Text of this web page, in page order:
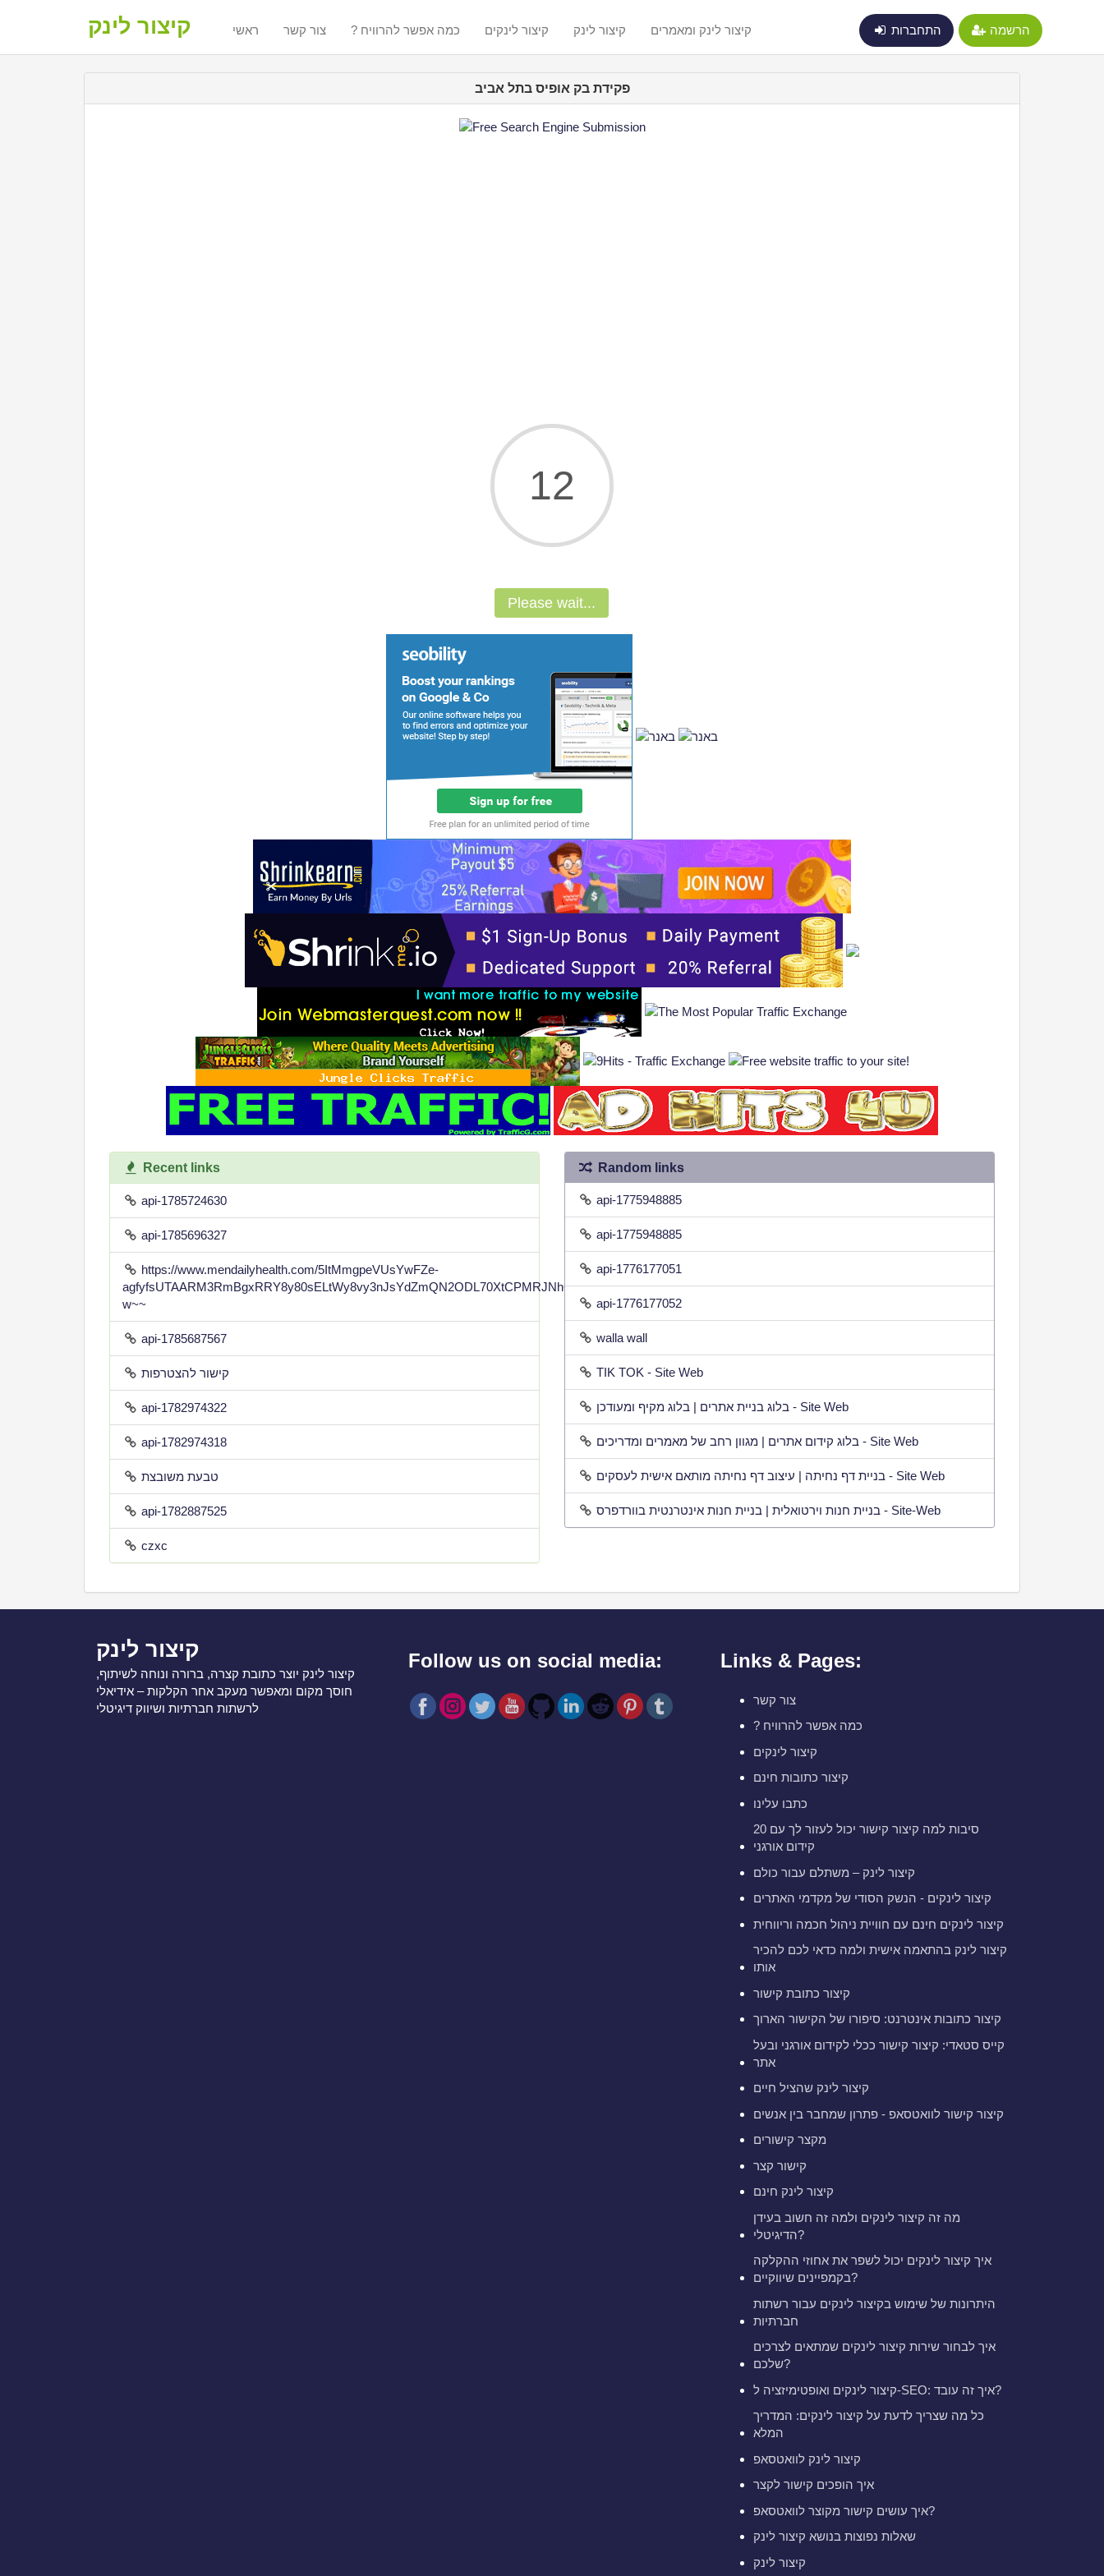
קיצור לינק ראשי צור קשר ? כמה אפשר להרוויח קיצור לינקים קיצור לינק קיצור לינק ומאמרים התחברות הרשמה
פקידת בק אופיס בתל אביב
11
Please wait...
Recent links
api-1785724630
api-1785696327
https://www.mendailyhealth.com/5ItMmgpeVUsYwFZe-
agfyfsUTAARM3RmBgxRRY8y80sELtWy8vy3nJsYdZmQN2ODL70XtCPMRJNhQltM8Il8-
w~~
api-1785687567
קישור להצטרפות
api-1782974322
api-1782974318
טבעת משובצת
api-1782887525
czxc
Random links
api-1775948885
api-1775948885
api-1776177051
api-1776177052
walla wall
TIK TOK - Site Web
בלוג בניית אתרים | בלוג מקיף ומעודכן - Site Web
בלוג קידום אתרים | מגוון רחב של מאמרים ומדריכים - Site Web
בניית דף נחיתה | עיצוב דף נחיתה מותאם אישית לעסקים - Site Web
בניית חנות וירטואלית | בניית חנות אינטרנטית בוורדפרס - Site-Web
קיצור לינק
קיצור לינק יוצר כתובת קצרה, ברורה ונוחה לשיתוף,
חוסך מקום ומאפשר מעקב אחר הקלקות – אידיאלי
לרשתות חברתיות ושיווק דיגיטלי
Follow us on social media: Links & Pages:
צור קשר
? כמה אפשר להרוויח
קיצור לינקים
קיצור כתובות חינם
כתבו עלינו
20 סיבות למה קיצור קישור יכול לעזור לך עם
קידום אורגני
קיצור לינק – משתלם עבור כולם
קיצור לינקים - הנשק הסודי של מקדמי האתרים
קיצור לינקים חינם עם חוויית ניהול חכמה וריווחית
קיצור לינק בהתאמה אישית ולמה כדאי לכם להכיר
אותו
קיצור כתובת קישור
קיצור כתובות אינטרנט: סיפורו של הקישור הארוך
קייס סטאדי: קיצור קישור ככלי לקידום אורגני ובעל
אתר
קיצור לינק שהציל חיים
קיצור קישור לוואטסאפ - פתרון שמחבר בין אנשים
מקצר קישורים
קישור קצר
קיצור לינק חינם
מה זה קיצור לינקים ולמה זה חשוב בעידן
הדיגיטלי?
איך קיצור לינקים יכול לשפר את אחוזי ההקלקה
בקמפיינים שיווקיים?
היתרונות של שימוש בקיצור לינקים עבור רשתות
חברתיות
איך לבחור שירות קיצור לינקים שמתאים לצרכים
שלכם?
קיצור לינקים ואופטימיזציה ל-SEO: איך זה עובד?
כל מה שצריך לדעת על קיצור לינקים: המדריך
המלא
קיצור לינק לוואטסאפ
איך הופכים קישור לקצר
איך עושים קישור מקוצר לוואטסאפ?
שאלות נפוצות בנושא קיצור לינק
קיצור לינק